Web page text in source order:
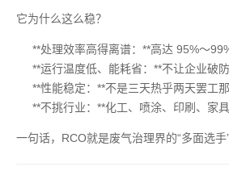
它为什么这么稳？
**处理效率高得离谱：**高达 95%～
**运行温度低、能耗省：**不让企业破
**性能稳定：**不是三天热乎两天罢工
**不挑行业：**化工、喷涂、印刷、家
一句话，RCO就是废气治理界的“多面选手”